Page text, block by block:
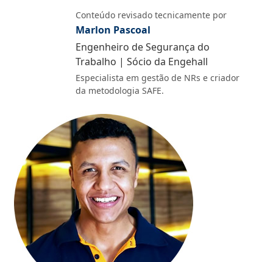
Conteúdo revisado tecnicamente por
Marlon Pascoal
Engenheiro de Segurança do
Trabalho | Sócio da Engehall
Especialista em gestão de NRs e criador
da metodologia SAFE.